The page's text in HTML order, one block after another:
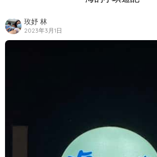
玫妤 林
2023年3月1日